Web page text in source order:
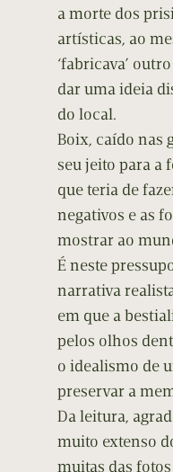
a morte dos
artísticas, ao
‘fabricava’
dar uma ideia
do local.
Boix, caído nas
seu jeito para a
que teria de
negativos e as
mostrar ao
É neste
narrativa
em que a
pelos olhos
o idealismo de
preservar a
Da leitura,
muito extenso
muitas das